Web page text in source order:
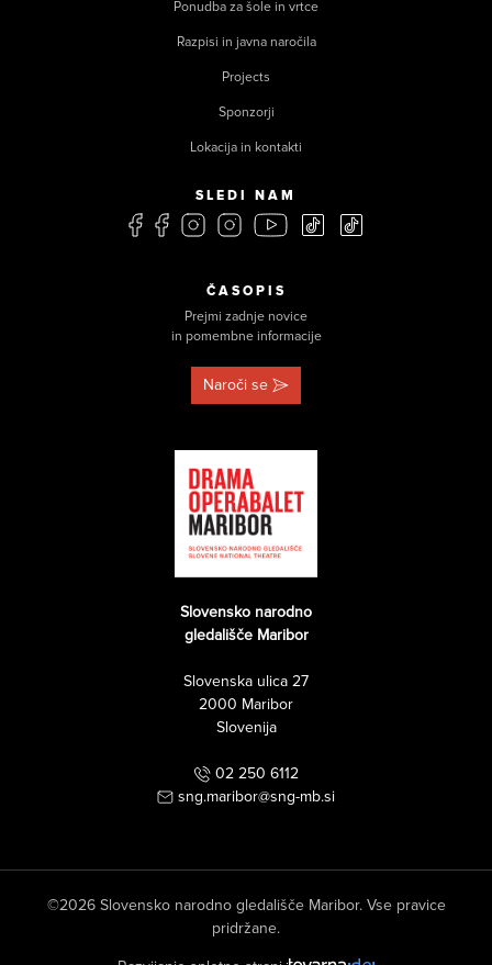
Ponudba za šole in vrtce
Razpisi in javna naročila
Projects
Sponzorji
Lokacija in kontakti
SLEDI NAM
ČASOPIS
Prejmi zadnje novice
in pomembne informacije
Naroči se
Slovensko narodno
gledališče Maribor
Slovenska ulica 27
2000 Maribor
Slovenija
02 250 6112
sng.maribor@sng-mb.si
©2026 Slovensko narodno gledališče Maribor. Vse pravice
pridržane.